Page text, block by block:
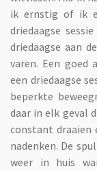
ik ernstig of ik
driedaagse
driedaagse aan
varen. Een
een driedaagse
beperkte
daar in elk geval
constant draaien
nadenken. De
weer in huis